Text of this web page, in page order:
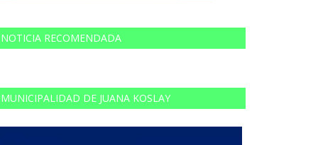
NOTICIA RECOMENDADA
MUNICIPALIDAD DE JUANA KOSLAY